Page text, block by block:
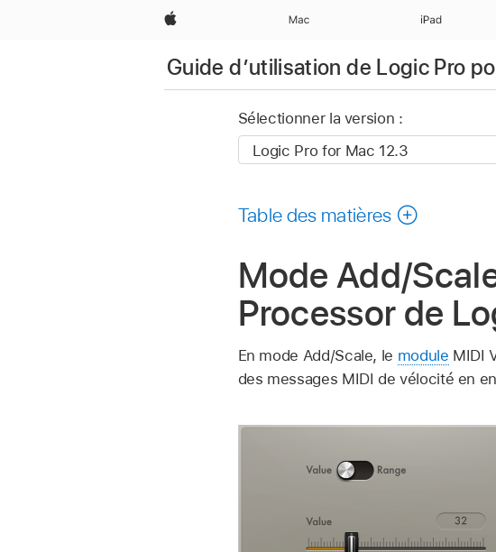
Apple Mac iPad
Guide d’utilisation de Logic Pro
Sélectionner la version :
Table des matières
Mode Add/
Processor de
En mode Add/Scale, le module MIDI
des messages MIDI de vélocité en